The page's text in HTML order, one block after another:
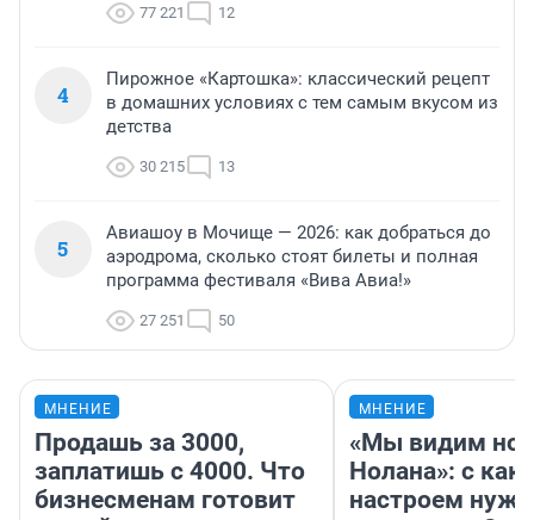
77 221 12
4
Пирожное «Картошка»: классический рецепт
в домашних условиях с тем самым вкусом из
детства
30 215 13
5
Авиашоу в Мочище — 2026: как добраться до
аэродрома, сколько стоят билеты и полная
программа фестиваля «Вива Авиа!»
27 251 50
МНЕНИЕ
Продашь за 3000,
заплатишь с 4000. Что
бизнесменам готовит
МНЕНИЕ
«Мы видим
Нолана»: с
настроем